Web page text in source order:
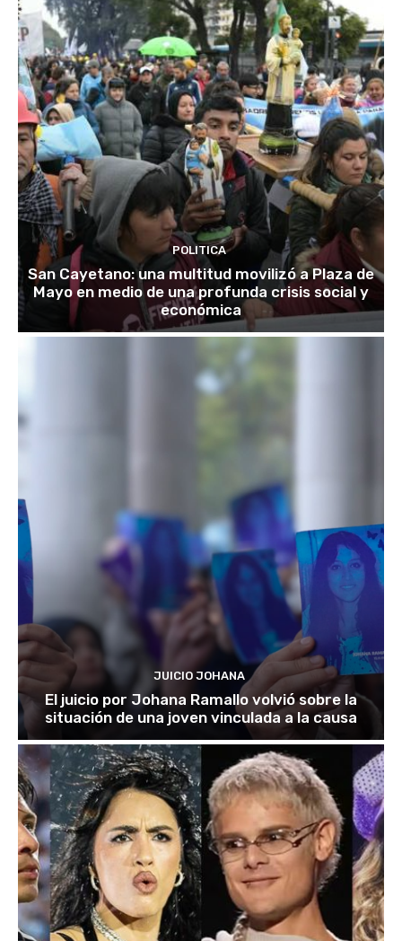
POLITICA
San Cayetano: una multitud movilizó a Plaza de
Mayo en medio de una profunda crisis social y
económica
JUICIO JOHANA
El juicio por Johana Ramallo volvió sobre la
situación de una joven vinculada a la causa